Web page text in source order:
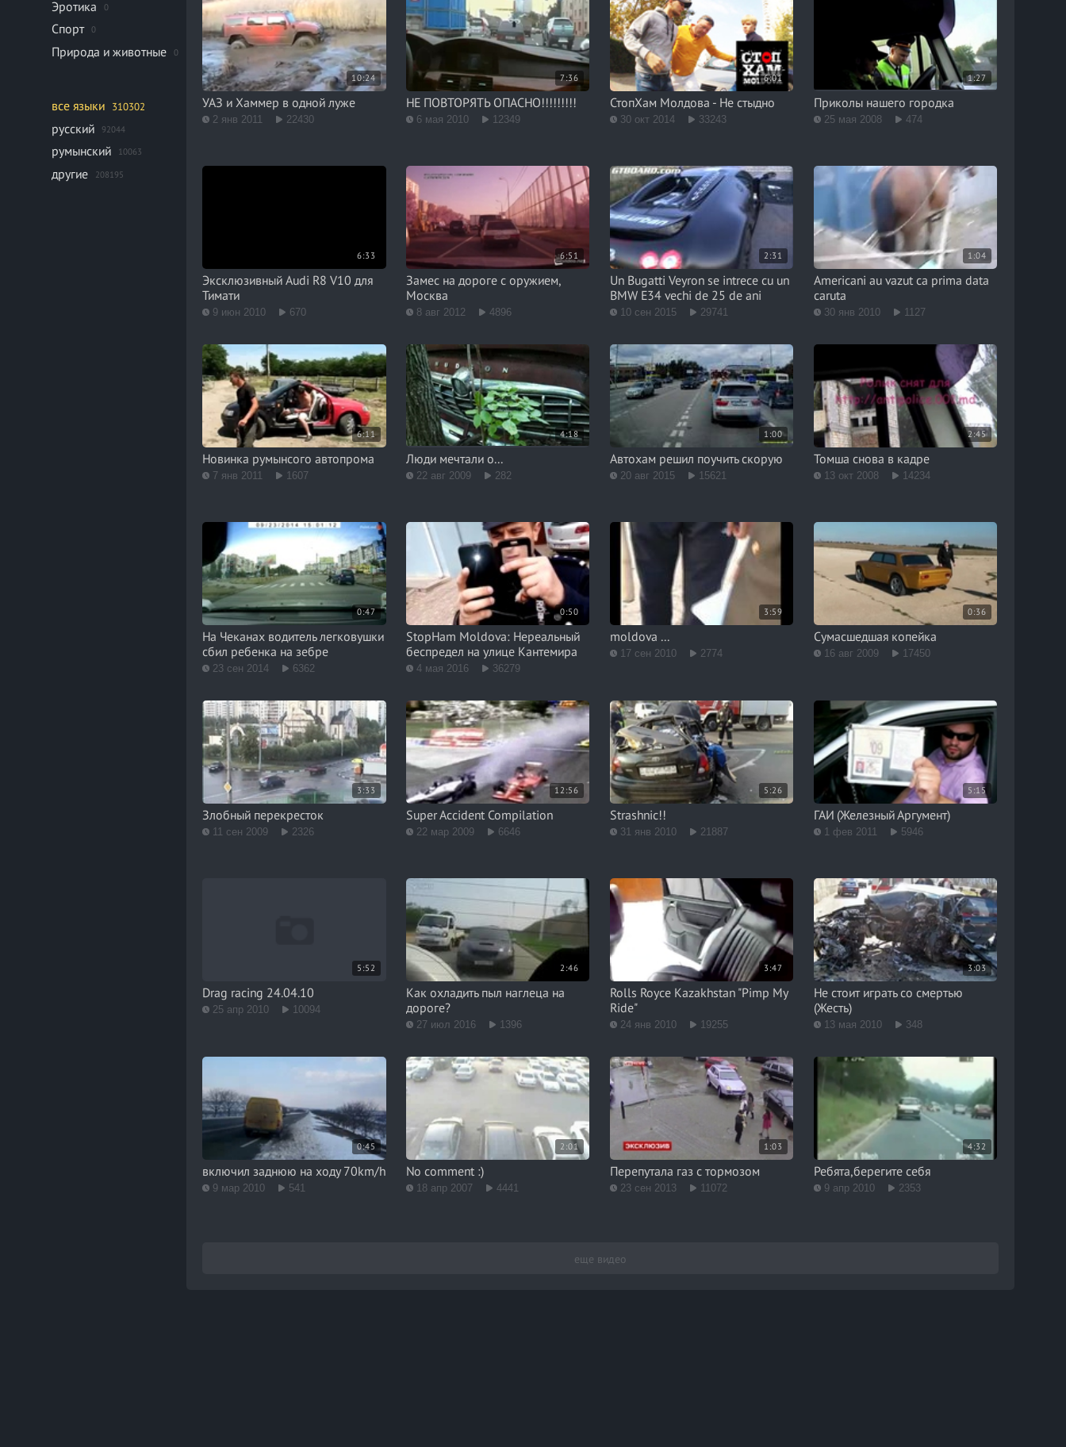
Эротика 0
Спорт 0
Природа и животные 0
все языки 310302
русский 92044
румынский 10063
другие 208195
10:24
УАЗ и Хаммер в одной луже
2 янв 2011 22430
7:36
НЕ ПОВТОРЯТЬ ОПАСНО!!!!!!!!!
6 мая 2010 12349
6:01
СтопХам Молдова - Не стыдно
30 окт 2014 33243
1:27
Приколы нашего городка
25 мая 2008 474
6:33
Эксклюзивный Audi R8 V10 для
Тимати
9 июн 2010 670
6:51
Замес на дороге с оружием,
Москва
8 авг 2012 4896
2:31
Un Bugatti Veyron se intrece cu un
BMW E34 vechi de 25 de ani
10 сен 2015 29741
1:04
Americani au vazut ca prima data
caruta
30 янв 2010 1127
6:11
Новинка румынсого автопрома
7 янв 2011 1607
4:18
Люди мечтали о...
22 авг 2009 282
1:00
Автохам решил поучить скорую
20 авг 2015 15621
2:45
Томша снова в кадре
13 окт 2008 14234
0:47
На Чеканах водитель легковушки
сбил ребенка на зебре
23 сен 2014 6362
0:50
StopHam Moldova: Нереальный
беспредел на улице Кантемира
4 мая 2016 36279
3:59
moldova ...
17 сен 2010 2774
0:36
Сумасшедшая копейка
16 авг 2009 17450
3:33
Злобный перекресток
11 сен 2009 2326
12:56
Super Accident Compilation
22 мар 2009 6646
5:26
Strashnic!!
31 янв 2010 21887
5:15
ГАИ (Железный Аргумент)
1 фев 2011 5946
5:52
Drag racing 24.04.10
25 апр 2010 10094
2:46
Как охладить пыл наглеца на
дороге?
27 июл 2016 1396
3:47
Rolls Royce Kazakhstan "Pimp My
Ride"
24 янв 2010 19255
3:03
Не стоит играть со смертью
(Жесть)
13 мая 2010 348
0:45
включил заднюю на ходу 70km/h
9 мар 2010 541
2:01
No comment :)
18 апр 2007 4441
1:03
Перепутала газ с тормозом
23 сен 2013 11072
4:32
Ребята,берегите себя
9 апр 2010 2353
еще видео